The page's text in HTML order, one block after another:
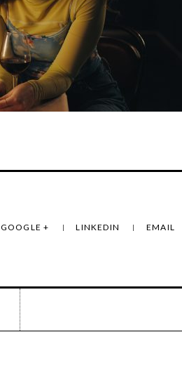
GOOGLE + LINKEDIN EMAIL